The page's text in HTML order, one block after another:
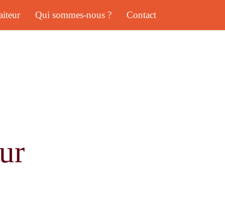
Qui sommes-nous ? Contact